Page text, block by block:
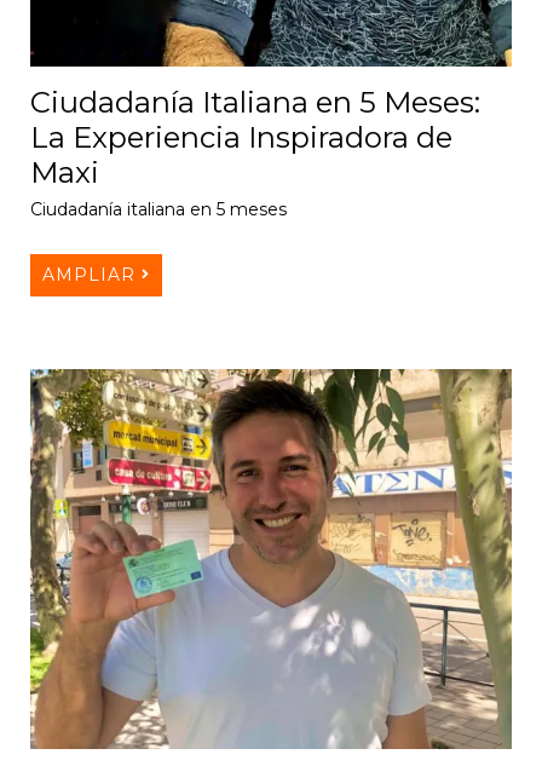
Ciudadanía Italiana en 5 Meses:
La Experiencia Inspiradora de
Maxi
Ciudadanía italiana en 5 meses
AMPLIAR